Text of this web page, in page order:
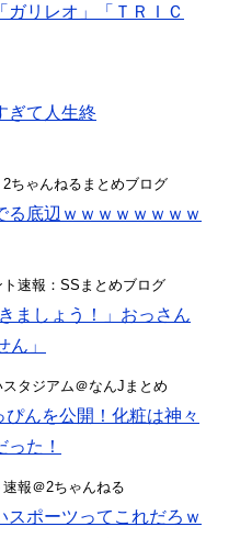
ガリレオ」「ＴＲＩＣ
ぎて人生終
ちゃんねるまとめブログ
る底辺ｗｗｗｗｗｗｗｗ
速報：SSまとめブログ
ましょう！」おっさん
ん」
タジアム＠なんJまとめ
んを公開！化粧は神々
た！
報＠2ちゃんねる
ポーツってこれだろｗ